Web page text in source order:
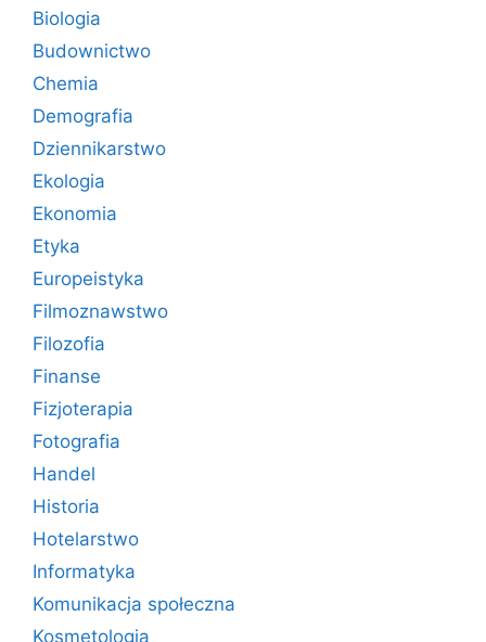
Biologia
Budownictwo
Chemia
Demografia
Dziennikarstwo
Ekologia
Ekonomia
Etyka
Europeistyka
Filmoznawstwo
Filozofia
Finanse
Fizjoterapia
Fotografia
Handel
Historia
Hotelarstwo
Informatyka
Komunikacja społeczna
Kosmetologia